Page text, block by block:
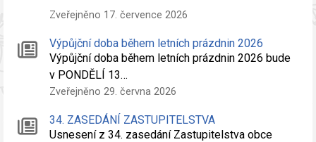
Zveřejněno 17. července 2026
Výpůjční doba během letních prázdnin 2026
Výpůjční doba během letních prázdnin 2026 bude
v PONDĚLÍ 13…
Zveřejněno 29. června 2026
34. ZASEDÁNÍ ZASTUPITELSTVA
Usnesení z 34. zasedání Zastupitelstva obce